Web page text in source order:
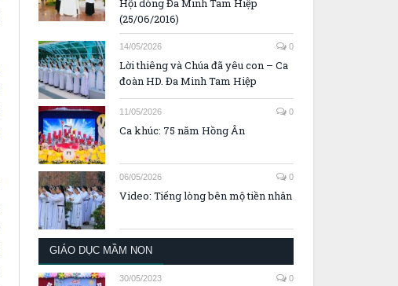
Hội dòng Đa Minh Tam Hiệp
(25/06/2016)
14/05/2026 0
Lời thiêng và Chúa đã yêu con – Ca
đoàn HD. Đa Minh Tam Hiệp
11/05/2026 0
Ca khúc: 75 năm Hồng Ân
06/05/2026 0
Video: Tiếng lòng bên mộ tiền nhân
GIÁO DỤC MẦM NON
30/05/2023 0